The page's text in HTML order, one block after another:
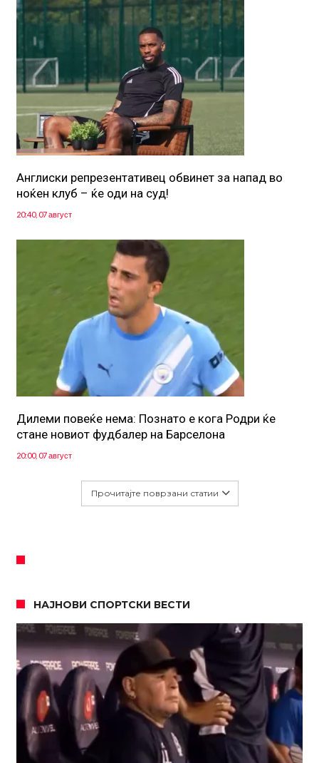
Англиски репрезентативец обвинет за напад во
ноќен клуб – ќе оди на суд!
20:40, 07 август
Дилеми повеќе нема: Познато е кога Родри ќе
стане новиот фудбалер на Барселона
20:00, 07 август
Прочитајте поврзани статии
НАЈНОВИ СПОРТСКИ ВЕСТИ